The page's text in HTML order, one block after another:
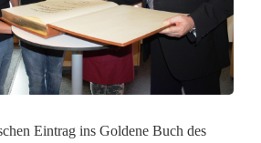
Eintrag ins Goldene Buch des